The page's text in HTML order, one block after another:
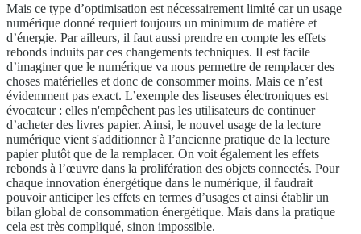
Mais ce type d’optimisation est nécessairement limité car un usage
numérique donné requiert toujours un minimum de matière et
d’énergie. Par ailleurs, il faut aussi prendre en compte les effets
rebonds induits par ces changements techniques. Il est facile
d’imaginer que le numérique va nous permettre de remplacer des
choses matérielles et donc de consommer moins. Mais ce n’est
évidemment pas exact. L’exemple des liseuses électroniques est
évocateur : elles n'empêchent pas les utilisateurs de continuer
d’acheter des livres papier. Ainsi, le nouvel usage de la lecture
numérique vient s'additionner à l’ancienne pratique de la lecture
papier plutôt que de la remplacer. On voit également les effets
rebonds à l’œuvre dans la prolifération des objets connectés. Pour
chaque innovation énergétique dans le numérique, il faudrait
pouvoir anticiper les effets en termes d’usages et ainsi établir un
bilan global de consommation énergétique. Mais dans la pratique
cela est très compliqué, sinon impossible.